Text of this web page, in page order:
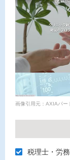
画像引用元：AXIAパ
税理⼠・労